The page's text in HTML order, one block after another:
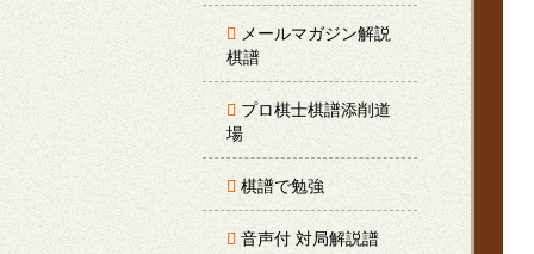
メールマガジン解説
棋譜
プロ棋士棋譜添削道
場
棋譜で勉強
音声付 対局解説譜